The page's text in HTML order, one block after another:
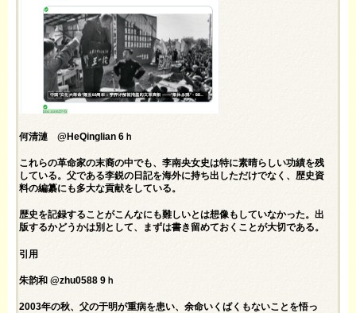
何清漣 @HeQinglian 6ｈ
これらの革命家の末裔の中でも、李南央女史は特に素晴らしい功績を残
している。父である李鋭の日記を海外に持ち出しただけでなく、歴史資
料の編纂にも多大な貢献をしている。
歴史を記録することがこんなにも難しいとは想像もしていなかった。出
版するかどうかは別として、まずは書き留めておくことが大切である。
引用
朱韵和 @zhu0588 9ｈ
2003年の秋、父の于明が重病を患い、余命いくばくもないことを悟っ